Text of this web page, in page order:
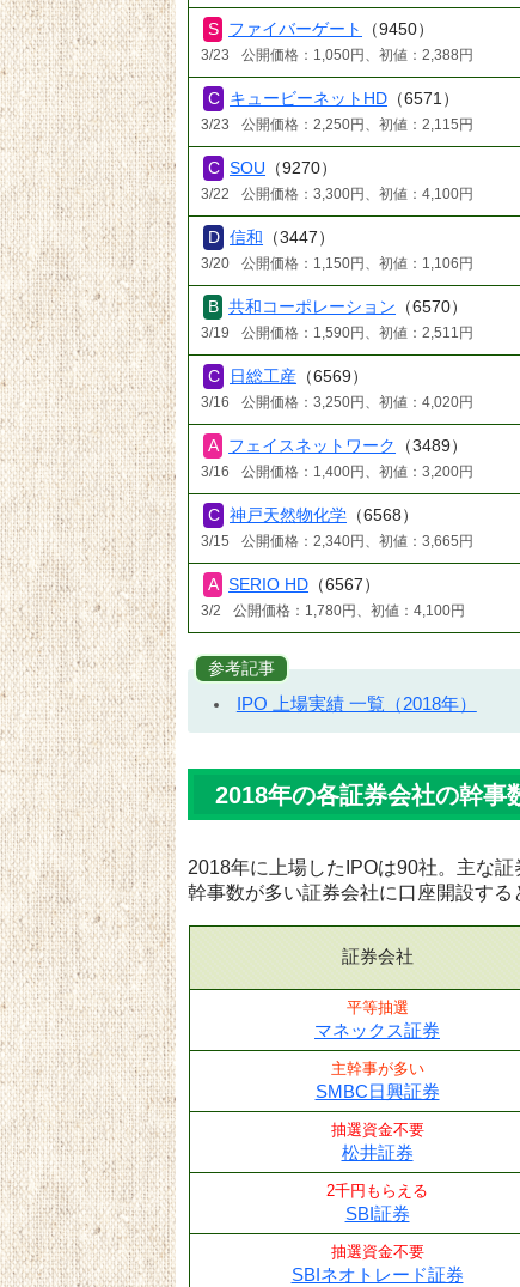
ファイバーゲート （9450）
3/23 公開価格：1,050円、初値：2,388円
キュービーネットHD （6571）
3/23 公開価格：2,250円、初値：2,115円
SOU （9270）
3/22 公開価格：3,300円、初値：4,100円
信和 （3447）
3/20 公開価格：1,150円、初値：1,106円
共和コーポレーション （6570）
3/19 公開価格：1,590円、初値：2,511円
日総工産 （6569）
3/16 公開価格：3,250円、初値：4,020円
フェイスネットワーク （3489）
3/16 公開価格：1,400円、初値：3,200円
神戸天然物化学 （6568）
3/15 公開価格：2,340円、初値：3,665円
SERIO HD （6567）
3/2 公開価格：1,780円、初値：4,100円
参考記事
IPO 上場実績 一覧（2018年）
2018年の各証券会社の幹事
2018年に上場したIPOは90社。主な証
幹事数が多い証券会社に口座開設する
証券会社
平等抽選
マネックス証券
主幹事が多い
SMBC日興証券
抽選資金不要
松井証券
2千円もらえる
SBI証券
抽選資金不要
SBIネオトレード証券